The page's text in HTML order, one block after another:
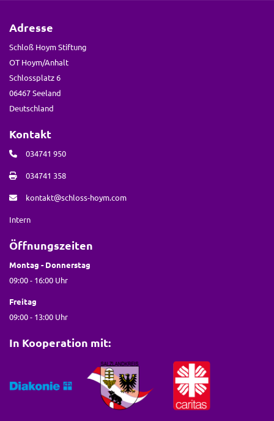
Adresse
Schloß Hoym Stiftung
OT Hoym/Anhalt
Schlossplatz 6
06467 Seeland
Deutschland
Kontakt
034741 950
034741 358
kontakt@schloss-hoym.com
Intern
Öffnungszeiten
Montag - Donnerstag
09:00 - 16:00 Uhr
Freitag
09:00 - 13:00 Uhr
In Kooperation mit: